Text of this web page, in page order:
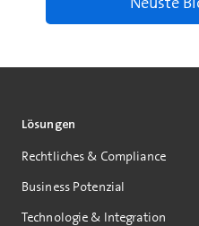
Lösungen
Rechtliches & Compliance
Business Potenzial
Technologie & Integration